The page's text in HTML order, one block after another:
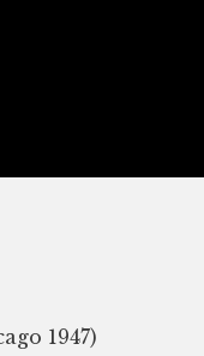
1947)